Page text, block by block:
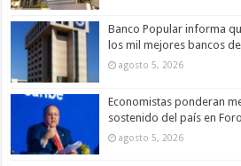
Banco Popular informa
los mil mejores bancos
agosto 5, 2026
Economistas ponderan
sostenido del país en
agosto 5, 2026